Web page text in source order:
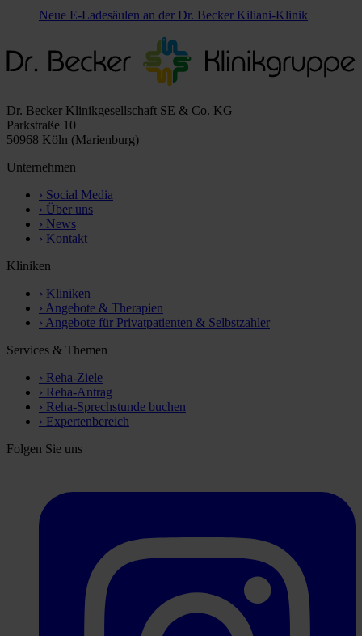
Neue E-Ladesäulen an der Dr. Becker Kiliani-Klinik
Dr. Becker Klinikgesellschaft SE & Co. KG
Parkstraße 10
50968 Köln (Marienburg)
Unternehmen
› Social Media
› Über uns
› News
› Kontakt
Kliniken
› Kliniken
› Angebote & Therapien
› Angebote für Privatpatienten & Selbstzahler
Services & Themen
› Reha-Ziele
› Reha-Antrag
› Reha-Sprechstunde buchen
› Expertenbereich
Folgen Sie uns